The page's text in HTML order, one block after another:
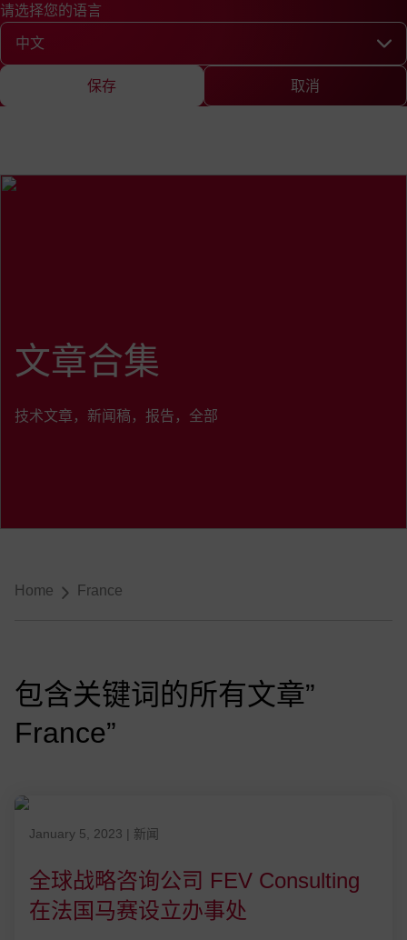
请选择您的语言
请选择您的语言
保存 取消
English Deutsch
文章合集
技术文章，新闻稿，报告，全部
导航
Home France
包含关键词的所有文章”
France”
发表在 January 5, 2023
January 5, 2023 | 新闻
全球战略咨询公司 FEV Consulting
在法国马赛设立办事处